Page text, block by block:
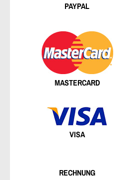
PAYPAL
MASTERCARD
VISA
RECHNUNG